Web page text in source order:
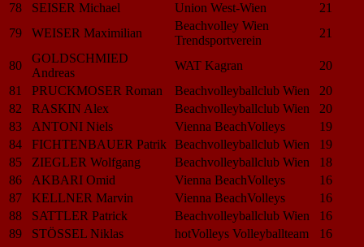
78
SEISER Michael Union West-Wien
21
79
WEISER Maximilian
Beachvolley Wien
Trendsportverein
21
80
GOLDSCHMIED
Andreas
WAT Kagran
20
81
PRUCKMOSER Roman Beachvolleyballclub Wien
20
82
RASKIN Alex Beachvolleyballclub Wien
20
83
ANTONI Niels Vienna BeachVolleys
19
84
FICHTENBAUER Patrik Beachvolleyballclub Wien
19
85
ZIEGLER Wolfgang Beachvolleyballclub Wien
18
86
AKBARI Omid Vienna BeachVolleys
16
87
KELLNER Marvin Vienna BeachVolleys
16
88
SATTLER Patrick Beachvolleyballclub Wien
16
89
STÖSSEL Niklas hotVolleys Volleyballteam
16